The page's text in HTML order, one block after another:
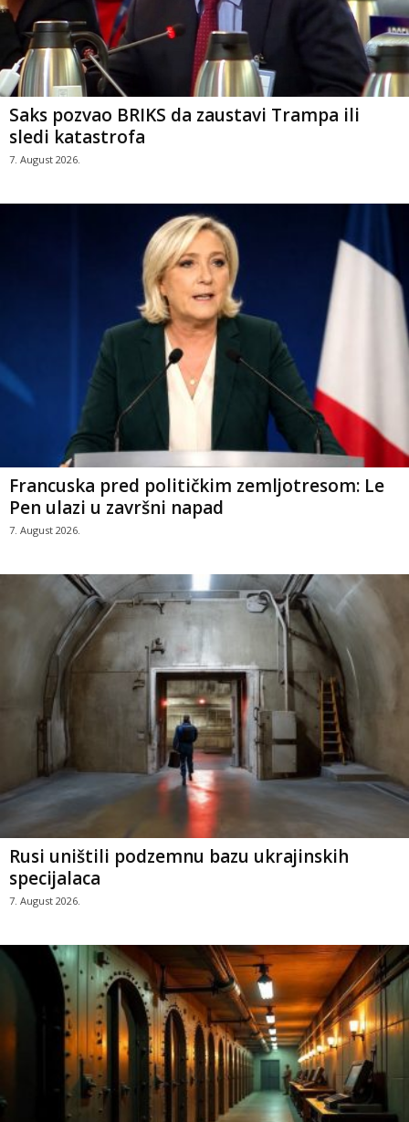
Saks pozvao BRIKS da zaustavi Trampa ili
sledi katastrofa
7. August 2026.
Francuska pred političkim zemljotresom: Le
Pen ulazi u završni napad
7. August 2026.
Rusi uništili podzemnu bazu ukrajinskih
specijalaca
7. August 2026.